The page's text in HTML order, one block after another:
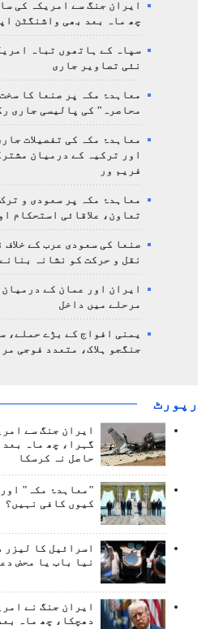
ایران جنگ سے امریکہ کی
چھ ماہ بعد بھی واشنگٹن
سپاہ کے ہاتھوں تباہ
نئی تصاویر جاری
معاہدۂ مکہ پر صنعا کا
محاصرہ" کی پالیسی جاری
معاہدۂ مکہ کی تفصیلات
اور ترکیہ کے درمیان
فریم ور
معاہدۂ مکہ پر سعودی و
تعاون، علاقائی استحکام
صنعا کی سعودی عرب کے
نقل و حرکت کو نشانہ بنانے
ایران اور عمان کے
مرحلے میں داخل
یمنی افواج کے بڑے حملے،
جنگجو ہلاک، متعدد فوجی
رپورٹ
ایران جنگ سے
گہرا، چھ ماہ
حاصل نہ کرسکا
"معاہدۂ مکہ" اور
کیوں کافی نہیں؟
اسرائیل کا لیزر
نیا باب یا محض
ایران جنگ نے
دھچکا، چھ ماہ